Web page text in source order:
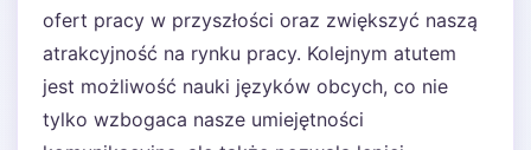
ofert pracy w przyszłości oraz zwiększyć naszą
atrakcyjność na rynku pracy. Kolejnym atutem
jest możliwość nauki języków obcych, co nie
tylko wzbogaca nasze umiejętności